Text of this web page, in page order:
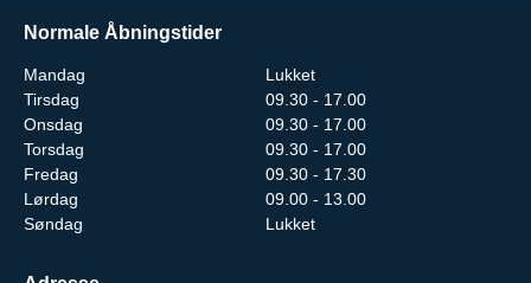
Normale Åbningstider
Mandag
Lukket
Tirsdag
09.30 - 17.00
Onsdag
09.30 - 17.00
Torsdag
09.30 - 17.00
Fredag
09.30 - 17.30
Lørdag
09.00 - 13.00
Søndag
Lukket